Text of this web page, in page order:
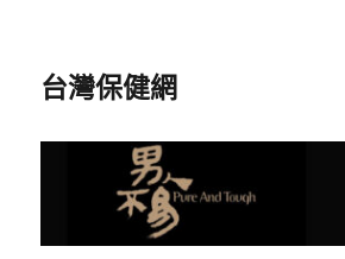
台灣保健網